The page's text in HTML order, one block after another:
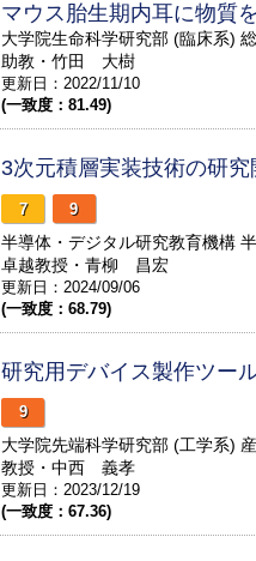
マウス胎生期内耳に物質
大学院生命科学研究部 (臨床系)
助教・竹田 大樹
更新日：2022/11/10
(一致度：81.49)
3次元積層実装技術の研究
7 9
半導体・デジタル研究教育機構
卓越教授・青柳 昌宏
更新日：2024/09/06
(一致度：68.79)
研究用デバイス製作ツー
9
大学院先端科学研究部 (工学系)
教授・中西 義孝
更新日：2023/12/19
(一致度：67.36)